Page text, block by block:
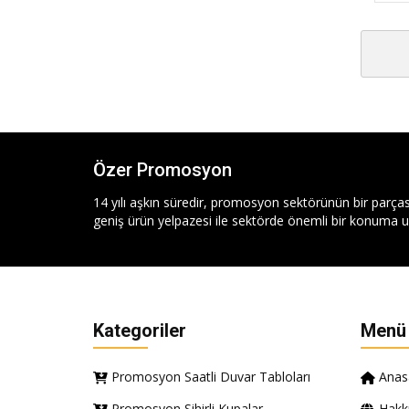
Özer Promosyon
14 yılı aşkın süredir, promosyon sektörünün bir
geniş ürün yelpazesi ile sektörde önemli bir konuma
Kategoriler
Promosyon Saatli Duvar Tabloları
Menü